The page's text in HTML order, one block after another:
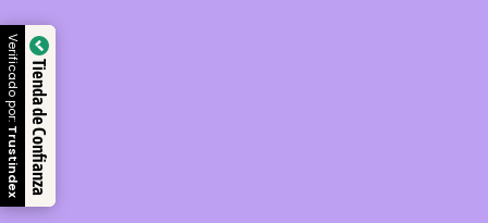
Tienda de Confianza
Verificado por:
Trustindex